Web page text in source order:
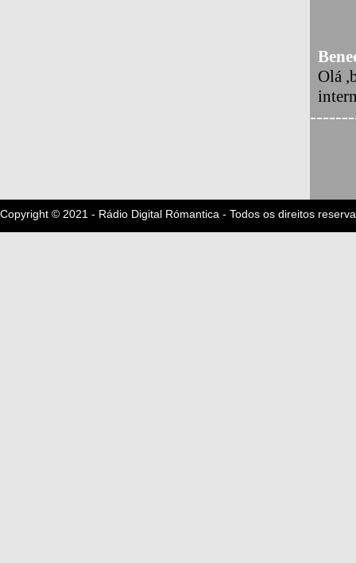
Olá
Copyright © 2021 - Rádio Digital Rómantica - Todos os direitos